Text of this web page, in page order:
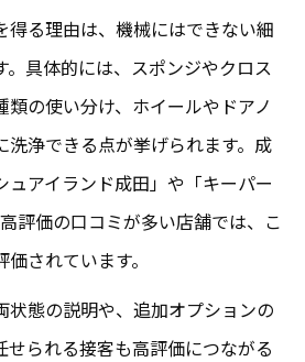
得る理由は、機械にはできない細
具体的には、スポンジやクロス
の使い分け、ホイールやドアノ
洗浄できる点が挙げられます。成
ュアイランド成田」や「キーパー
評価の口コミが多い店舗では、こ
されています。
状態の説明や、追加オプションの
せられる接客も高評価につながる